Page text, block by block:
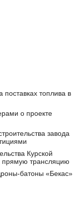
топлива в
о проекте
завода
Курской
прямую трансляцию
батоны «Бекас»